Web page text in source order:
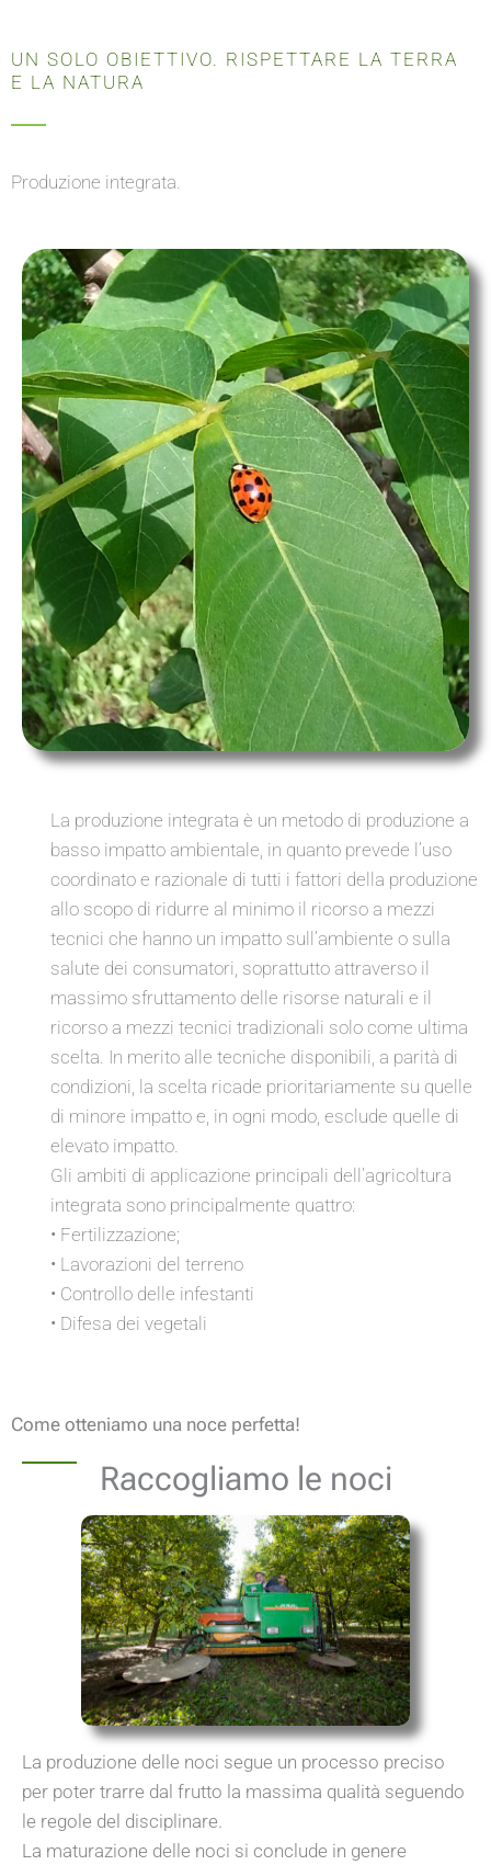
UN SOLO OBIETTIVO. RISPETTARE LA TERRA
E LA NATURA
Produzione integrata.
La produzione integrata è un metodo di produzione a
basso impatto ambientale, in quanto prevede l’uso
coordinato e razionale di tutti i fattori della produzione
allo scopo di ridurre al minimo il ricorso a mezzi
tecnici che hanno un impatto sull’ambiente o sulla
salute dei consumatori, soprattutto attraverso il
massimo sfruttamento delle risorse naturali e il
ricorso a mezzi tecnici tradizionali solo come ultima
scelta. In merito alle tecniche disponibili, a parità di
condizioni, la scelta ricade prioritariamente su quelle
di minore impatto e, in ogni modo, esclude quelle di
elevato impatto.
Gli ambiti di applicazione principali dell’agricoltura
integrata sono principalmente quattro:
• Fertilizzazione;
• Lavorazioni del terreno
• Controllo delle infestanti
• Difesa dei vegetali
Come otteniamo una noce perfetta!
Raccogliamo le noci
La produzione delle noci segue un processo preciso
per poter trarre dal frutto la massima qualità seguendo
le regole del disciplinare.
La maturazione delle noci si conclude in genere